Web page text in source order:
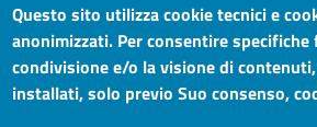
Mission
Statuto e carta dei servizi
Social
Questo sito utilizza cookie tecnici e
anonimizzati. Per consentire
condivisione e/o la visione di
installati, solo previo Suo consenso,